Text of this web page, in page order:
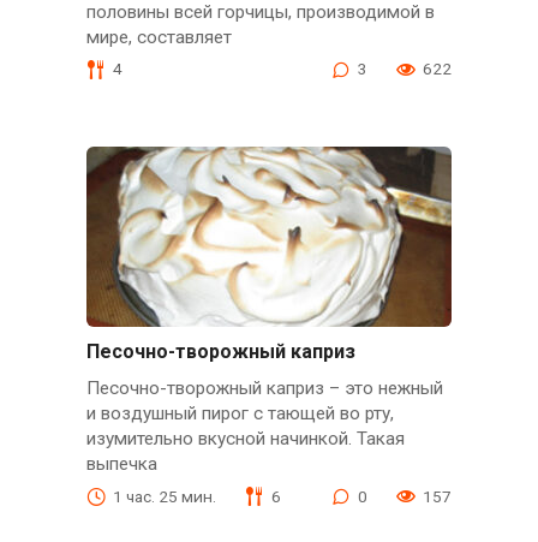
половины всей горчицы, производимой в
мире, составляет
4 3 622
Песочно-творожный каприз
Песочно-творожный каприз – это нежный
и воздушный пирог с тающей во рту,
изумительно вкусной начинкой. Такая
выпечка
1 час. 25 мин. 6 0 157